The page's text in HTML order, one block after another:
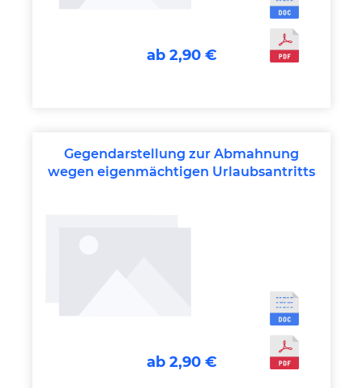
ab 2,90 €
Gegendarstellung zur Abmahnung
wegen eigenmächtigen Urlaubsantritts
ab 2,90 €